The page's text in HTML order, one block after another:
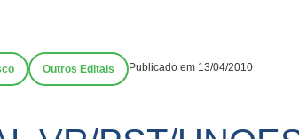
Outros Editais Publicado em 13/04/2010